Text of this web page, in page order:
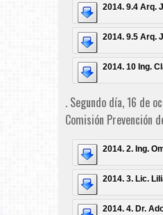
2014. 9.4 Arq.
2014. 9.5 Arq.
2014. 10 Ing.
. Segundo día, 16 de
Comisión Prevención
2014. 2. Ing.
2014. 3. Lic.
2014. 4. Dr.